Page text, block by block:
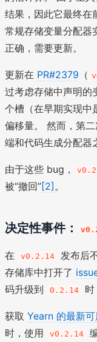
结果，因此它最终在
常规存储变量分配器
正确，需要更新。
更新在 PR#2379 （
过考虑存储中声明的
个槽（在早期实现中
偏移量。 然而，第
端和代码生成分配器
由于这些 bug，
被“撤回”[2] 。
决定性事件：
在 v0.2.14
发布后
存储库中打开了
码升级到
0.2.14 时
获取 Yearn 的最新
时，使用
v0.2.14